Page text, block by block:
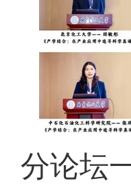
分论坛